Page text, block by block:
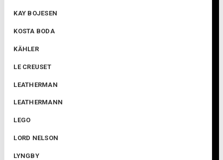
KAY BOJESEN
KOSTA BODA
KÄHLER
LE CREUSET
LEATHERMAN
LEATHERMANN
LEGO
LORD NELSON
LYNGBY